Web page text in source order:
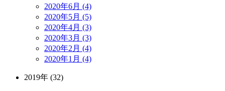
2020年6月 (4)
2020年5月 (5)
2020年4月 (3)
2020年3月 (3)
2020年2月 (4)
2020年1月 (4)
2019年 (32)